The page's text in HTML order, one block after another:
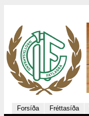
Forsíða Fréttasíða